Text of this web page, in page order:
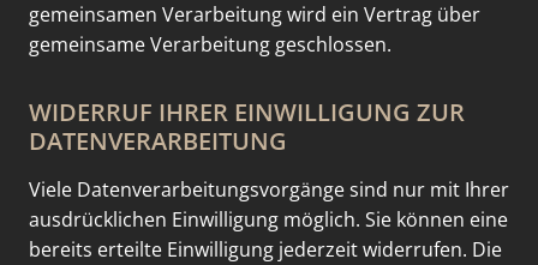
gemeinsamen Verarbeitung wird ein Vertrag über
gemeinsame Verarbeitung geschlossen.
WIDERRUF IHRER EINWILLIGUNG ZUR
DATENVERARBEITUNG
Viele Datenverarbeitungsvorgänge sind nur mit Ihrer
ausdrücklichen Einwilligung möglich. Sie können eine
bereits erteilte Einwilligung jederzeit widerrufen. Die